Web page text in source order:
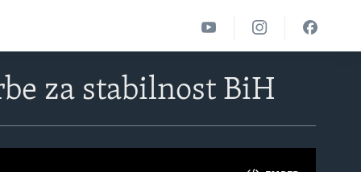
za stabilnost BiH